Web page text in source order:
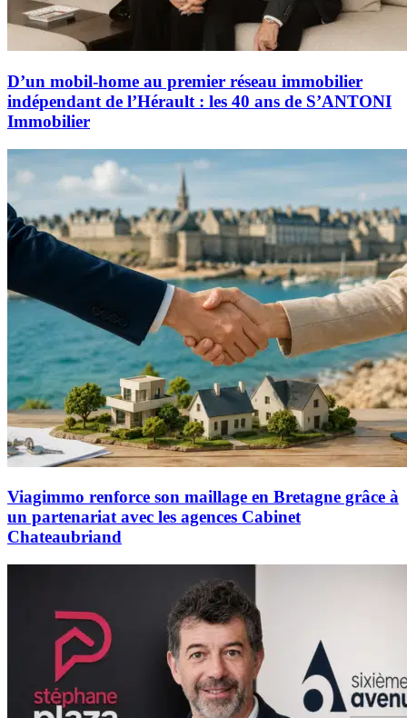
D’un mobil-home au premier réseau immobilier
indépendant de l’Hérault : les 40 ans de S’ANTONI
Immobilier
Viagimmo renforce son maillage en Bretagne grâce à
un partenariat avec les agences Cabinet
Chateaubriand